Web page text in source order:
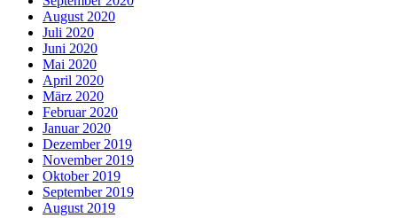
August 2020
Juli 2020
Juni 2020
Mai 2020
April 2020
März 2020
Februar 2020
Januar 2020
Dezember 2019
November 2019
Oktober 2019
September 2019
August 2019